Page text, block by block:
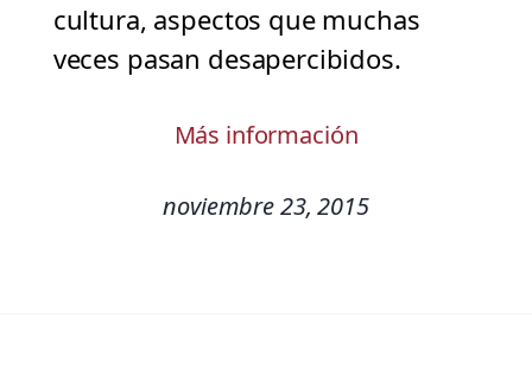
cultura, aspectos que muchas
veces pasan desapercibidos.
Más información
noviembre 23, 2015